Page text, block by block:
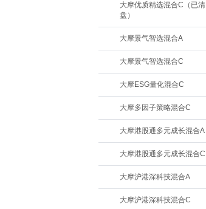
大摩优质精选混合C（已清
盘）
大摩景气智选混合A
大摩景气智选混合C
大摩ESG量化混合C
大摩多因子策略混合C
大摩港股通多元成长混合A
大摩港股通多元成长混合C
大摩沪港深科技混合A
大摩沪港深科技混合C